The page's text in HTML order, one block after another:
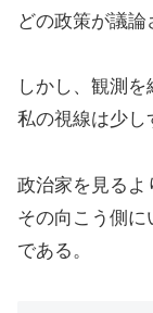
どの政策が議論
しかし、観測を
私の視線は少し
政治家を見るよ
その向こう側
である。